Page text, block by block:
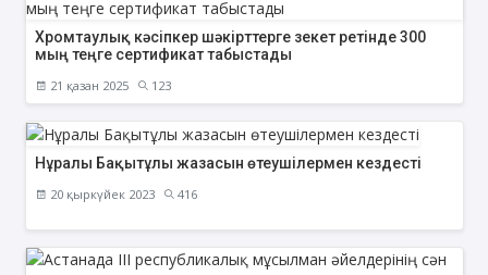
Хромтаулық кәсіпкер шәкірттерге зекет ретінде 300
мың теңге сертификат табыстады
21 қазан 2025 123
Нұралы Бақытұлы жазасын өтеушілермен кездесті
20 қыркүйек 2023 416